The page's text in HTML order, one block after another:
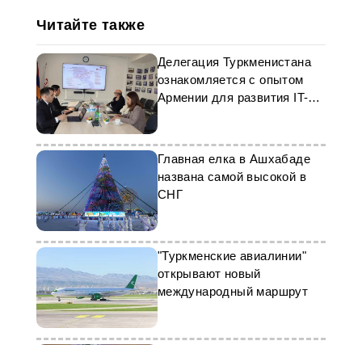
Читайте также
Делегация Туркменистана
ознакомляется с опытом
Армении для развития IT-
парка
Главная елка в Ашхабаде
названа самой высокой в
СНГ
"Туркменские авиалинии"
открывают новый
международный маршрут